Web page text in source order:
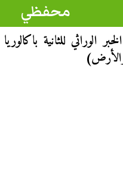
محفظي
الوراثي للثانية